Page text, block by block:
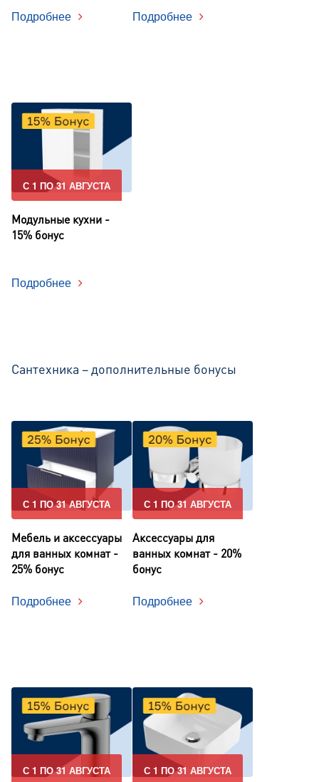
Подробнее Подробнее
С 1 ПО 31 АВГУСТА
Модульные кухни -
15% бонус
Подробнее
Сантехника – дополнительные бонусы
С 1 ПО 31 АВГУСТА
Мебель и аксессуары
для ванных комнат -
25% бонус
Подробнее
С 1 ПО 31 АВГУСТА
Аксессуары для
ванных комнат - 20%
бонус
Подробнее
С 1 ПО 31 АВГУСТА С 1 ПО 31 АВГУСТА